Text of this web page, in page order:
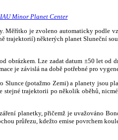
IAU Minor Planet Center
je zvoleno automaticky podle
některých planet Sluneční
Lze zadat datum ±50 let od
je závislá na době potřebné pro
Slunce (potažmo Zemi) a planety
stejné trajektorii po několik oběhů,
planetky, přičemž je uvažováno
průřezu, kdežto emise povrchem